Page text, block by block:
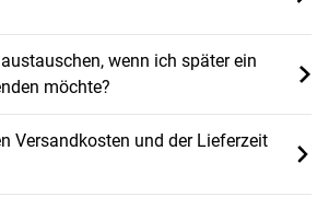
wenn ich später ein
möchte?
Versandkosten und der Lieferzeit